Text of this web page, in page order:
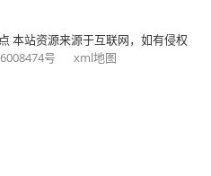
本站资源来源于互联网，如有侵权
号 xml地图